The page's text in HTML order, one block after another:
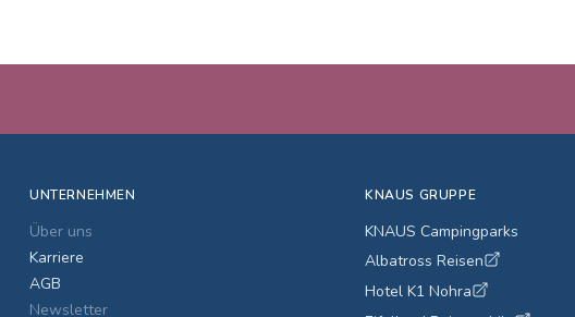
UNTERNEHMEN
Über uns
Karriere
AGB
Newsletter
KNAUS GRUPPE
KNAUS Campingparks
Albatross Reisen
Hotel K1 Nohra